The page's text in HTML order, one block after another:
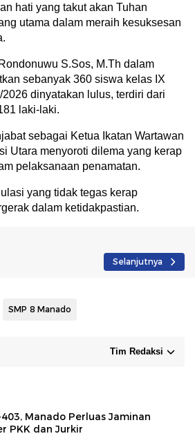
hati yang takut akan Tuhan
utama dalam meraih kesuksesan
S.Sos, M.Th dalam
sebanyak 360 siswa kelas IX
dinyatakan lulus, terdiri dari
laki-laki.
sebagai Ketua Ikatan Wartawan
Utara menyoroti dilema yang kerap
pelaksanaan penamatan.
yang tidak tegas kerap
dalam ketidakpastian.
Selanjutnya
SMP 8 Manado
Tim Redaksi
Manado Perluas Jaminan
PKK dan Jurkir